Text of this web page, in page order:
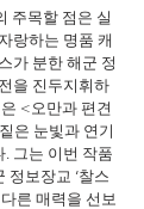
주목할 점은 실
랑하는 명품 캐
가 분한 해군 정
을 진두지휘하
<오만과 편견
은 눈빛과 연기
그는 이번 작품
정보장교 ‘찰스
다른 매력을 선보